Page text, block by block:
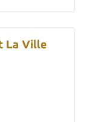
La Ville